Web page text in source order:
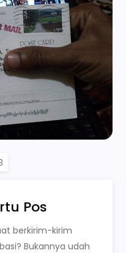
Pos
berkirim-kirim
Bukannya udah